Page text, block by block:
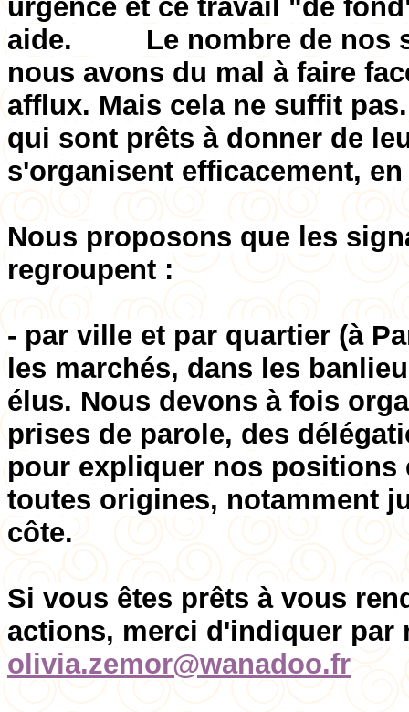
urgence et ce travail "de
aide. Le nombre de nos
nous avons du mal à faire
afflux. Mais cela ne suffit
qui sont prêts à donner de
s'organisent efficacement,
Nous proposons que les
regroupent :
- par ville et par quartier (à
les marchés, dans les
élus. Nous devons à fois
prises de parole, des
pour expliquer nos positions
toutes origines, notamment
côte.
Si vous êtes prêts à vous
actions, merci d'indiquer par
olivia.zemor@wanadoo.fr